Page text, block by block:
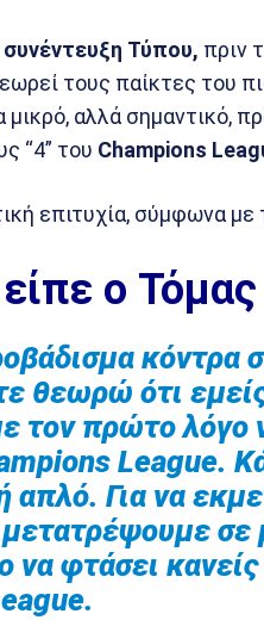
συνέντευξη Τύπου, πριν
τους παίκτες του
μικρό, αλλά σημαντικό,
“4” του Champions
επιτυχία, σύμφωνα με
ο
κόντρα
θεωρώ ότι
τον πρώτο
League.
απλό. Για να
σε
να φτάσει